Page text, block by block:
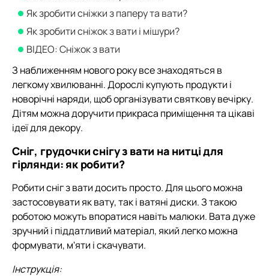
Як зробити сніжки з паперу та вати?
Як зробити сніжок з вати і мішури?
ВІДЕО: Сніжок з вати
З наближенням нового року все знаходяться в
легкому хвилюванні. Дорослі купують продукти і
новорічні наряди, щоб організувати святкову вечірку.
Дітям можна доручити прикраса приміщення та цікаві
ідеї для декору.
Сніг, грудочки снігу з вати на нитці для
гірлянди: як робити?
Робити сніг з вати досить просто. Для цього можна
застосовувати як вату, так і ватяні диски. З такою
роботою можуть впоратися навіть малюки. Вата дуже
зручний і піддатливий матеріал, який легко можна
формувати, м'яти і скачувати.
Інструкція: